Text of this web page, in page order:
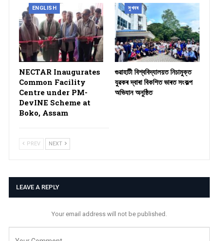
ENGLISH
NECTAR Inaugurates
Common Facility
Centre under PM-
DevINE Scheme at
Boko, Assam
সুখবৰ
গুৱাহাটী বিশ্ববিদ্যালয়ত নিচামুক্ত
যুৱকৰ দ্বাৰা বিকশিত ভাৰত সংকল্প
অভিযান অনুষ্ঠিত
PREV NEXT
LEAVE A REPLY
Your email address will not be published.